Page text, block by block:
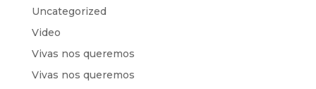
Uncategorized
Video
Vivas nos queremos
Vivas nos queremos